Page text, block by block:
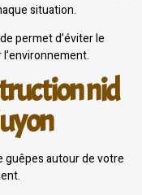
situation.
permet d’éviter le
nid
guêpes autour de votre